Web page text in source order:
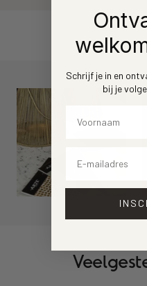
Schrijf je in en
bij je